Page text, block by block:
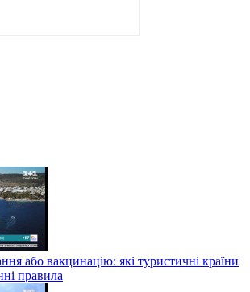
або вакцинацію: які туристичні країни
правила